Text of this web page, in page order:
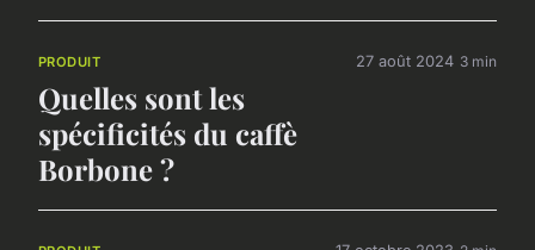
PRODUIT
Quelles sont les
spécificités du caffè
Borbone ?
27 août 2024 3 min